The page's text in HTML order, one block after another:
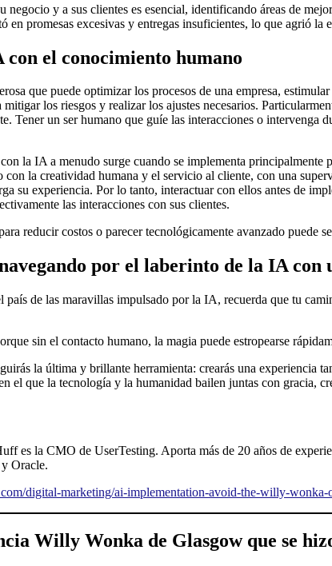
negocio y a sus clientes es esencial, identificando áreas de
en promesas excesivas y entregas insuficientes, lo que agrió
el conocimiento humano
que puede optimizar los procesos de una empresa,
los riesgos y realizar los ajustes necesarios.
Tener un ser humano que guíe las interacciones o
la IA a menudo surge cuando se implementa
la creatividad humana y el servicio al cliente, con una
su experiencia. Por lo tanto, interactuar con ellos antes de
las interacciones con sus clientes.
reducir costos o parecer tecnológicamente avanzado puede
por el laberinto de la IA con
país de las maravillas impulsado por la IA, recuerda que tu
sin el contacto humano, la magia puede estropearse
la última y brillante herramienta: crearás una
el que la tecnología y la humanidad bailen juntas con gracia,
es la CMO de UserTesting. Aporta más de 20 años de
Oracle.
digital-marketing/ai-implementation-avoid-the-willy-wonka-
Willy Wonka de Glasgow que se